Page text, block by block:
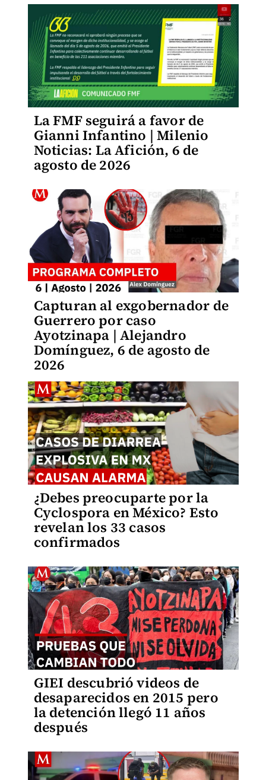
La FMF seguirá a favor de
Gianni Infantino | Milenio
Noticias: La Afición, 6 de
agosto de 2026
Capturan al exgobernador de
Guerrero por caso
Ayotzinapa | Alejandro
Domínguez, 6 de agosto de
2026
¿Debes preocuparte por la
Cyclospora en México? Esto
revelan los 33 casos
confirmados
GIEI descubrió videos de
desaparecidos en 2015 pero
la detención llegó 11 años
después